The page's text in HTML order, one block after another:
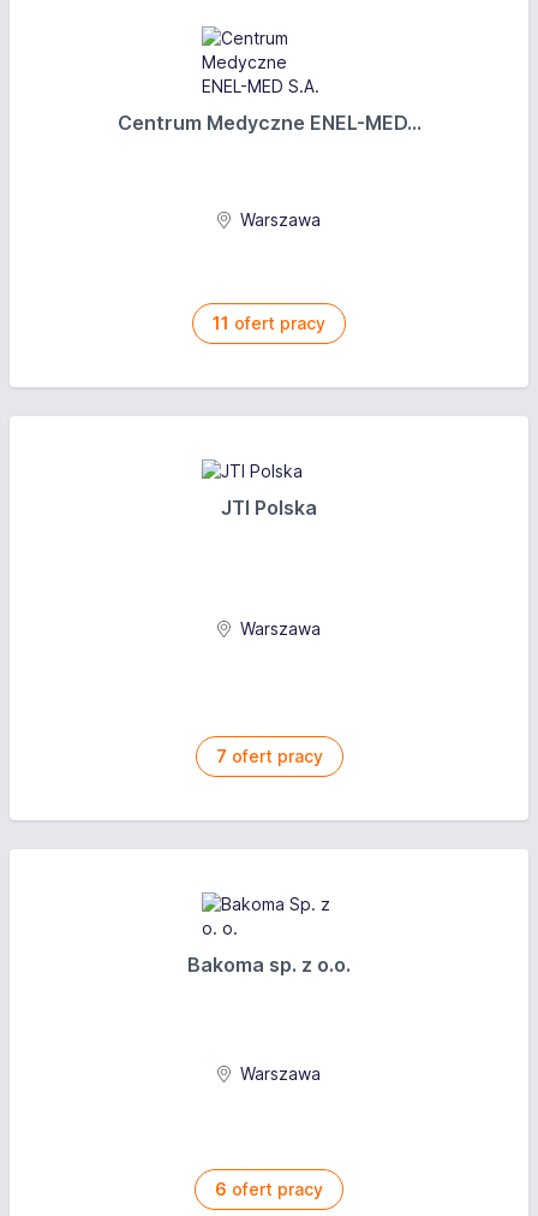
Centrum Medyczne ENEL-MED...
Warszawa
11 ofert pracy
JTI Polska
Warszawa
7 ofert pracy
Bakoma sp. z o.o.
Warszawa
6 ofert pracy